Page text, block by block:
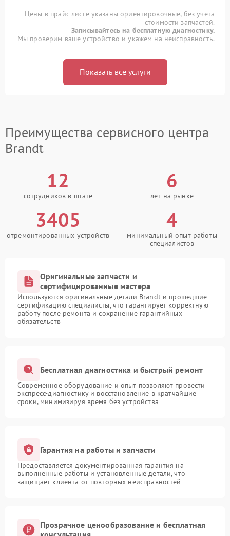
Цены в прайс-листе указаны ориентировочные, без учета
стоимости запчастей.
Записывайтесь на бесплатную диагностику.
Мы проверим ваше устройство и укажем на неисправность.
Показать все услуги
Преимущества сервисного центра
Brandt
12
сотрудников в штате
6
лет на рынке
3405
отремонтированных устройств
4
минимальный опыт работы
специалистов
Оригинальные запчасти и
сертифицированные мастера
Используются оригинальные детали Brandt и прошедшие
сертификацию специалисты, что гарантирует корректную
работу после ремонта и сохранение гарантийных
обязательств
Бесплатная диагностика и быстрый ремонт
Современное оборудование и опыт позволяют провести
экспресс-диагностику и восстановление в кратчайшие
сроки, минимизируя время без устройства
Гарантия на работы и запчасти
Предоставляется документированная гарантия на
выполненные работы и установленные детали, что
защищает клиента от повторных неисправностей
Прозрачное ценообразование и бесплатная